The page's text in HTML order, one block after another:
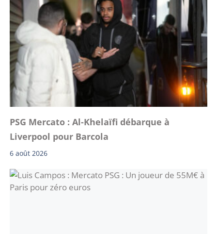
PSG Mercato : Al-Khelaïfi débarque à
Liverpool pour Barcola
6 août 2026